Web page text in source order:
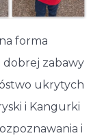
forma
dobrej zabawy
ukrytych
i Kangurki
i